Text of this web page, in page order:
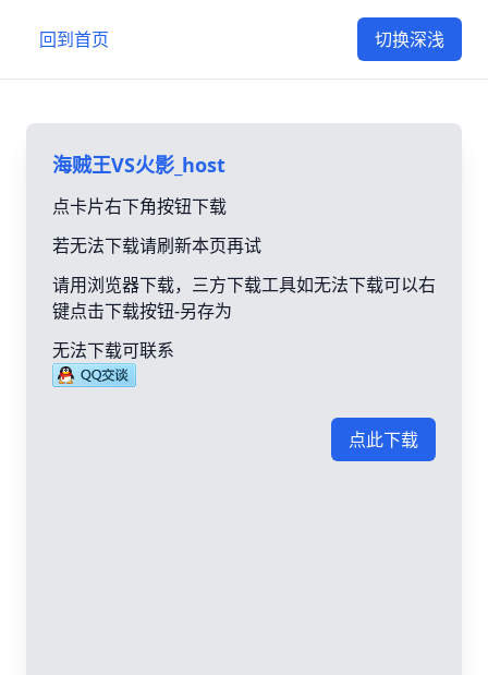
回到首页 切换深浅
海贼王VS火影_host
点卡片右下角按钮下载
若无法下载请刷新本页再试
请用浏览器下载，三方下载工具如无法下载可以右
键点击下载按钮-另存为
无法下载可联系
点此下载